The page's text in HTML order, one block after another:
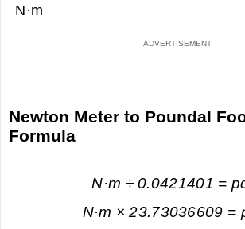
N·m
Newton Meter to Poundal
Formula
N·m ÷ 0.0421401 =
N·m × 23.73036609 =